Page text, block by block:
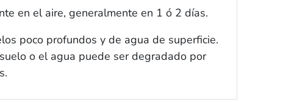
en el aire, generalmente en 1 ó 2 días.
poco profundos y de agua de superficie.
o el agua puede ser degradado por